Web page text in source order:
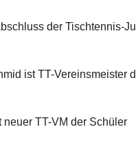
der Tischtennis-
ist TT-Vereinsmeister
neuer TT-VM der Schüler